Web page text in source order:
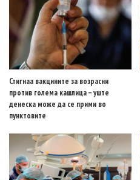
Стигнаа вакцините за возрасни
против голема кашлица – уште
денеска може да се прими во
пунктовите